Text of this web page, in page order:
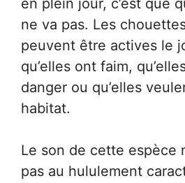
en plein jour, c’est que
ne va pas. Les
peuvent être actives le
qu’elles ont faim,
danger ou qu’elles
habitat.
Le son de cette espèce
pas au hululement